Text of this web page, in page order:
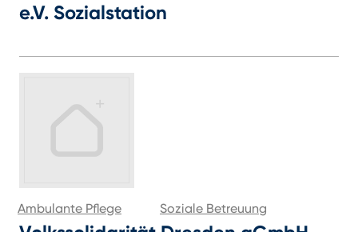
e.V. Sozialstation
Ambulante Pflege Soziale Betreuung